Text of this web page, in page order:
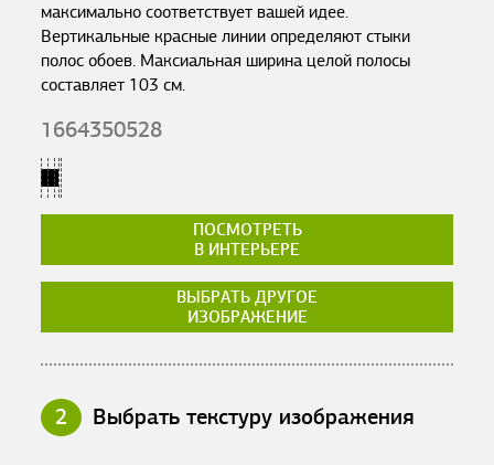
максимально соответствует вашей идее.
Вертикальные красные линии определяют стыки
полос обоев. Максиальная ширина целой полосы
составляет 103 см.
1664350528
ПОСМОТРЕТЬ
В ИНТЕРЬЕРЕ
ВЫБРАТЬ ДРУГОЕ
ИЗОБРАЖЕНИЕ
2 Выбрать текстуру изображения